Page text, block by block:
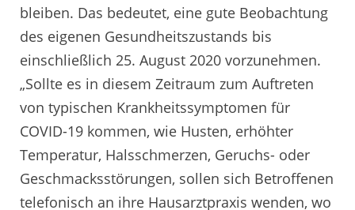
bleiben. Das bedeutet, eine gute Beobachtung
des eigenen Gesundheitszustands bis
einschließlich 25. August 2020 vorzunehmen.
„Sollte es in diesem Zeitraum zum Auftreten
von typischen Krankheitssymptomen für
COVID-19 kommen, wie Husten, erhöhter
Temperatur, Halsschmerzen, Geruchs- oder
Geschmacksstörungen, sollen sich Betroffenen
telefonisch an ihre Hausarztpraxis wenden, wo